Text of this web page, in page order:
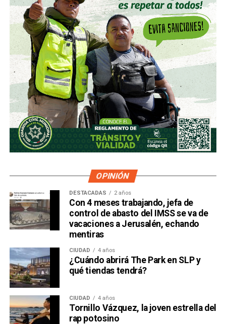
OPINIÓN
DESTACADAS 2 años
Con 4 meses trabajando, jefa de
control de abasto del IMSS se va de
vacaciones a Jerusalén, echando
mentiras
CIUDAD 4 años
¿Cuándo abrirá The Park en SLP y
qué tiendas tendrá?
CIUDAD 4 años
Tornillo Vázquez, la joven estrella del
rap potosino